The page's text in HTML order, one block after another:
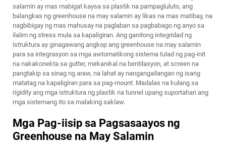
salamin ay mas mabigat kaysa sa plastik na pampagluluto, ang
balangkas ng greenhouse na may salamin ay likas na mas matibay, na
nagbibigay ng mas mahusay na paglaban sa pagbabago ng anyo sa
ilalim ng stress mula sa kapaligiran. Ang ganitong integridad ng
istruktura ay ginagawang angkop ang greenhouse na may salamin
para sa integrasyon sa mga awtomatikong sistema tulad ng pag-init
na nakakonekta sa gutter, mekanikal na bentilasyon, at screen na
pangtakip sa sinag ng araw, na lahat ay nangangailangan ng isang
matatag na kapaligiran para sa pag-mount. Madalas na kulang sa
rigidity ang mga istruktura ng plastik na tunnel upang suportahan ang
mga sistemang ito sa malaking saklaw.
Mga Pag-iisip sa Pagsasaayos ng
Greenhouse na May Salamin